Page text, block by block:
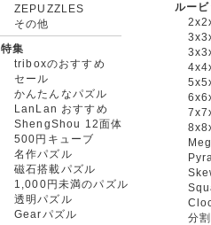
ZEPUZZLES
その他
特集
triboxのおすすめ
セール
かんたんなパズル
LanLan おすすめ
ShengShou 12面体
500円キューブ
名作パズル
磁石搭載パズル
1,000円未満のパズル
透明パズル
Gearパズル
ルー
分